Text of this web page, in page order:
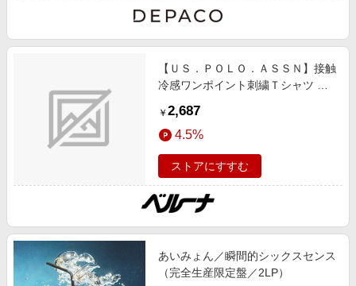
【ＵＳ．ＰＯＬＯ．ＡＳＳＮ】接触
冷感ワンポイント刺繍Ｔシャツ ネ
号 UV対策/UVカット,ひんやりアイ
テム,接触冷感,体型カバー お薦め商
品,ネット限定 Tシャツ,カットソー,
プルオーバー ロゴ
￥ 2,687
4.5%
ストアにすすむ
あいみょん／瞬間的シックスセンス
（完全生産限定盤／2LP）